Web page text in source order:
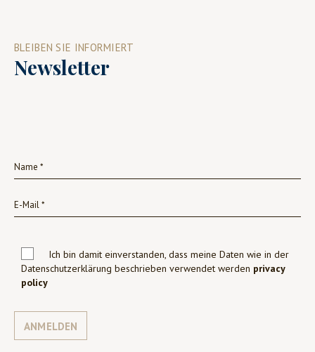
BLEIBEN SIE INFORMIERT
Newsletter
Ich bin damit einverstanden, dass meine Daten wie in der
Datenschutzerklärung beschrieben verwendet werden privacy
policy
ANMELDEN